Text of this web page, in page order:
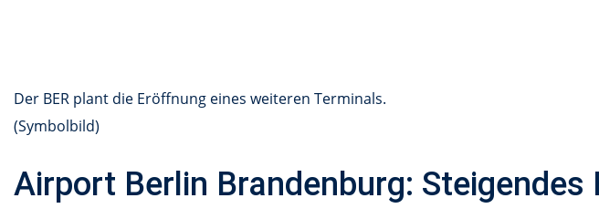
Der BER plant die Eröffnung eines weiteren Terminals.
(Symbolbild)
Airport Berlin Brandenburg: Steigendes